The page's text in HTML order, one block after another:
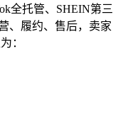
全托管、SHEIN第三
、履约、售后，卖家
：